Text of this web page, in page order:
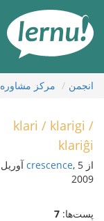
محتوا
انجمن مركز مشاوره
klari / klarigi /
klariĝi
از crescence, 5 آوریل
2009
پست‌ها: 7